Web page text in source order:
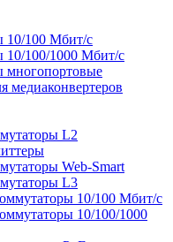
10/100 Мбит/с
10/100/1000 Мбит/c
многопортовые
медиаконвертеров
L2
Web-Smart
L3
10/100 Мбит/с
10/100/1000